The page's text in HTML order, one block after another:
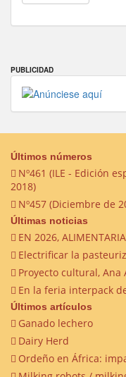
PUBLICIDAD
Últimos números
Nº461 (ILE - Edición
2018)
Nº457 (Diciembre de
Últimas noticias
EN 2026,
Electrificar la
Proyecto cultural,
En la feria interpack
Últimos artículos
Ganado lechero
Dairy Herd
Ordeño en África: